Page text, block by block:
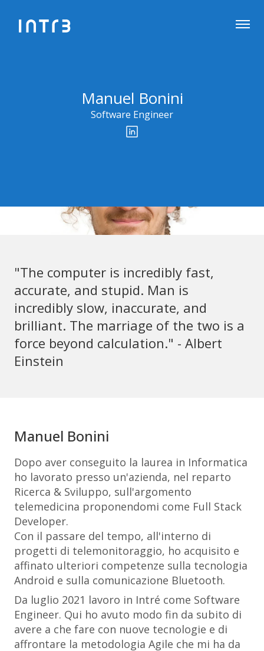
Manuel Bonini
Software Engineer
Profili social network
"The computer is incredibly fast,
accurate, and stupid. Man is
incredibly slow, inaccurate, and
brilliant. The marriage of the two is a
force beyond calculation." - Albert
Einstein
Manuel Bonini
Dopo aver conseguito la laurea in Informatica
ho lavorato presso un'azienda, nel reparto
Ricerca & Sviluppo, sull'argomento
telemedicina proponendomi come Full Stack
Developer.
Con il passare del tempo, all'interno di
progetti di telemonitoraggio, ho acquisito e
affinato ulteriori competenze sulla tecnologia
Android e sulla comunicazione Bluetooth.
Da luglio 2021 lavoro in Intré come Software
Engineer. Qui ho avuto modo fin da subito di
avere a che fare con nuove tecnologie e di
affrontare la metodologia Agile che mi ha da